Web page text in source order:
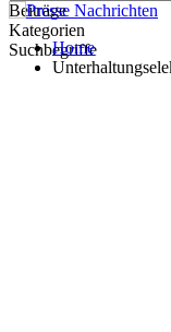
Beiträge
Kategorien
Suchbegriffe
Home